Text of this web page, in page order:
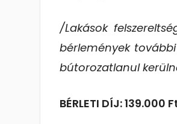
/Lakások
bérlemények
bútorozatlanul
BÉRLETI DÍJ: 139.000